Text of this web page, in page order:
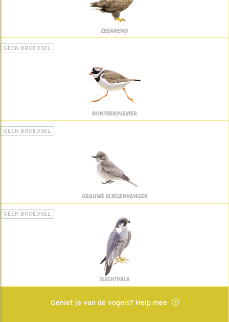
ZEEAREND
GEEN BROEDSEL
BONTBEKPLEVIER
GEEN BROEDSEL
GRAUWE VLIEGENVANGER
GEEN BROEDSEL
SLECHTVALK
Geniet je van de vogels? Help mee